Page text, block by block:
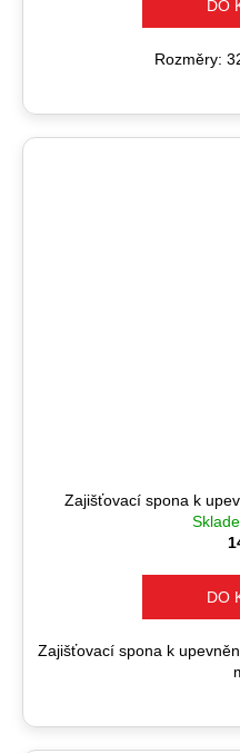
DO
Rozměry:
Zajišťovací spona k
DO
Zajišťovací spona k